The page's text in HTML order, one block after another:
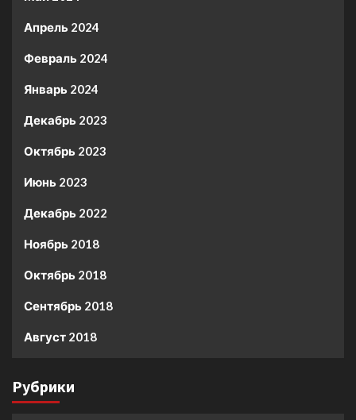
Апрель 2024
Февраль 2024
Январь 2024
Декабрь 2023
Октябрь 2023
Июнь 2023
Декабрь 2022
Ноябрь 2018
Октябрь 2018
Сентябрь 2018
Август 2018
Рубрики